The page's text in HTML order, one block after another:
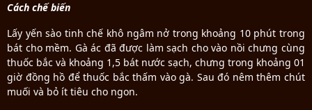
Cách chế biến
Lấy yến sào tinh chế khô ngâm nở trong khoảng 10 phút trong
bát cho mềm. Gà ác đã được làm sạch cho vào nồi chưng cùng
thuốc bắc và khoảng 1,5 bát nước sạch, chưng trong khoảng 01
giờ đồng hồ để thuốc bắc thấm vào gà. Sau đó nêm thêm chút
muối và bỏ ít tiêu cho ngon.